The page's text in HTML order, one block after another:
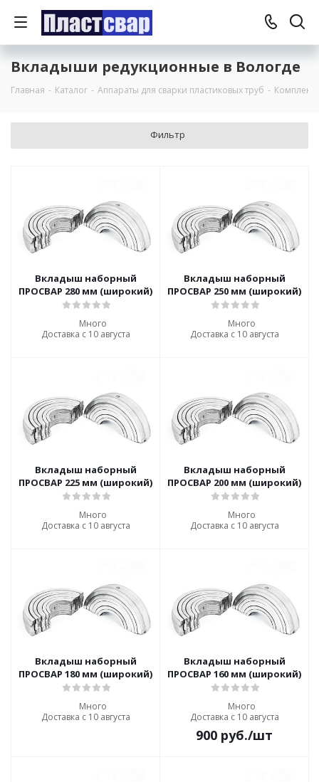
Вкладыши редукционные в Вологде
Главная - Каталог - Аппараты для сварки пластиковых труб -
Фильтр
Вкладыш наборный
ПРОСВАР 280 мм (широкий)
Много
Доставка с 10 августа
Вкладыш наборный
ПРОСВАР 250 мм (широкий)
Много
Доставка с 10 августа
Вкладыш наборный
ПРОСВАР 225 мм (широкий)
Много
Доставка с 10 августа
Вкладыш наборный
ПРОСВАР 200 мм (широкий)
Много
Доставка с 10 августа
Вкладыш наборный
ПРОСВАР 180 мм (широкий)
Много
Доставка с 10 августа
Вкладыш наборный
ПРОСВАР 160 мм (широкий)
Много
Доставка с 10 августа
900 руб./шт